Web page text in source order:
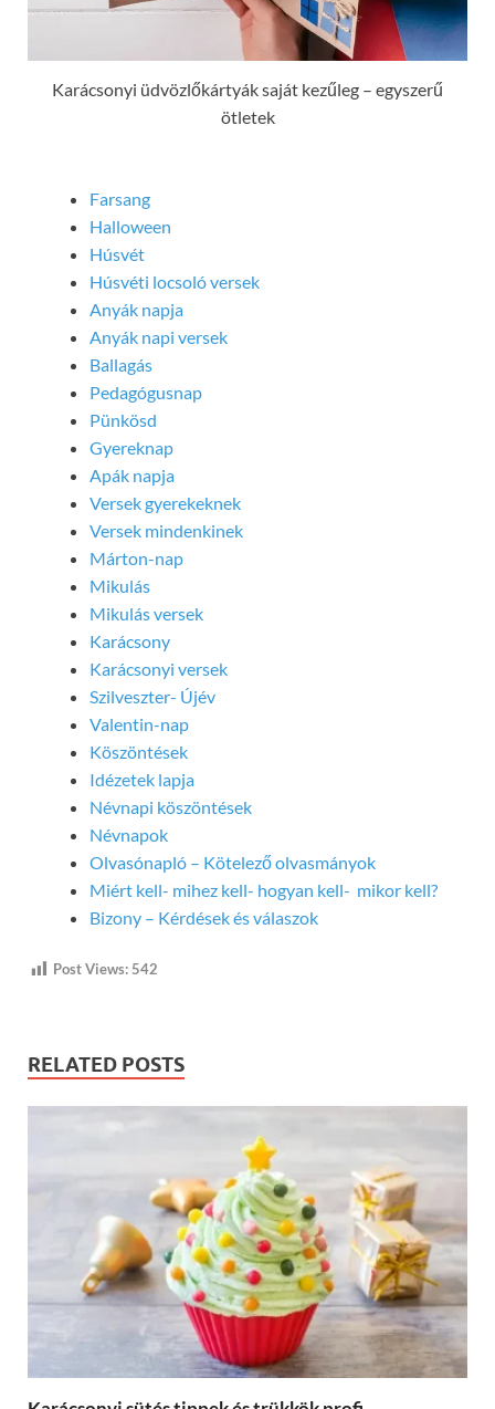
Karácsonyi üdvözlőkártyák saját kezűleg – egyszerű
ötletek
Farsang
Halloween
Húsvét
Húsvéti locsoló versek
Anyák napja
Anyák napi versek
Ballagás
Pedagógusnap
Pünkösd
Gyereknap
Apák napja
Versek gyerekeknek
Versek mindenkinek
Márton-nap
Mikulás
Mikulás versek
Karácsony
Karácsonyi versek
Szilveszter- Újév
Valentin-nap
Köszöntések
Idézetek lapja
Névnapi köszöntések
Névnapok
Olvasónapló – Kötelező olvasmányok
Miért kell- mihez kell- hogyan kell- mikor kell?
Bizony – Kérdések és válaszok
Post Views: 542
RELATED POSTS